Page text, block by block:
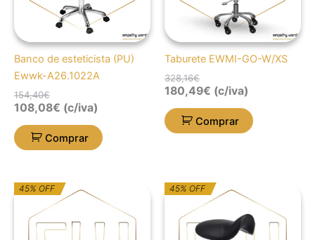
Banco de esteticista (PU)
Ewwk-A26.1022A
154,40€
108,08€ (c/iva)
Comprar
Taburete EWMI-GO-W/XS
328,16€
180,49€ (c/iva)
Comprar
45% OFF
O
preço
original
era:
189,05€.
O
preço
atual
é:
103,98€.
45% OFF
O
preço
original
era:
174,78€.
O
preço
atual
é:
96,14€.